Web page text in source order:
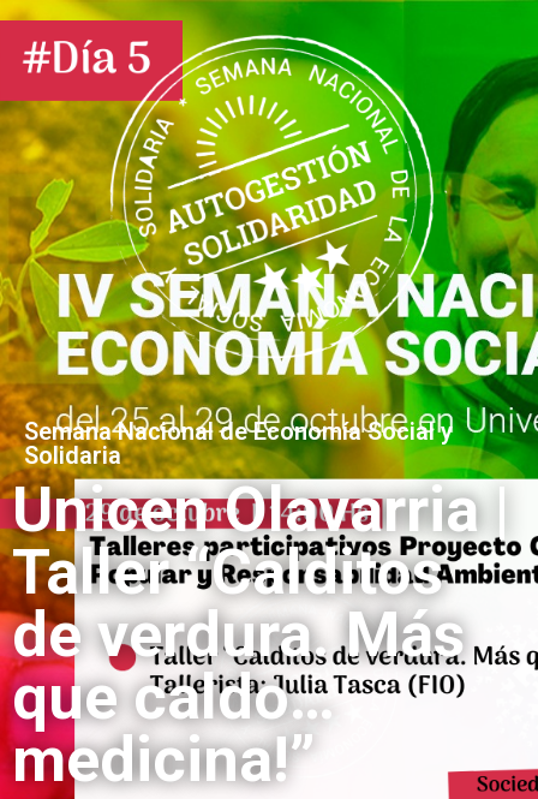
Semana Nacional de Economía Social y
Solidaria
Unicen Olavarria |
Taller “Calditos
de verdura. Más
que caldo…
medicina!”